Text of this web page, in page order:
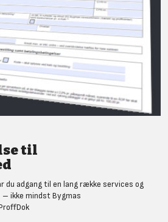
til
du adgang til en lang række services og
ikke mindst Bygmas